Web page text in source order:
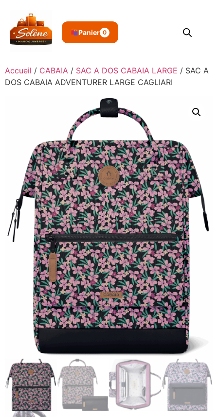
Panier 0
Accueil / CABAIA / SAC A DOS CABAIA LARGE / SAC A
DOS CABAIA ADVENTURER LARGE CAGLIARI